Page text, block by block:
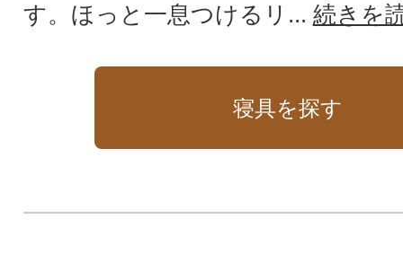
す。ほっと一息つけるリ... 続きを
寝具を探す